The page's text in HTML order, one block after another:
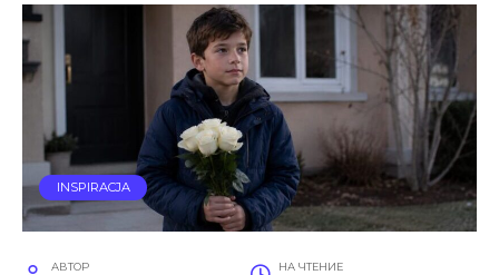
INSPIRACJA
АВТОР НА ЧТЕНИЕ